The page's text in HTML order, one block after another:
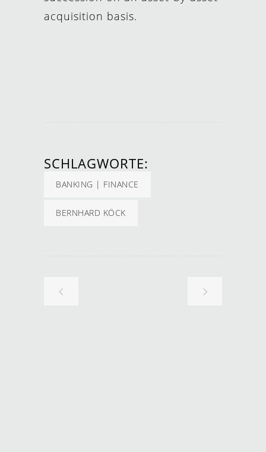
acquisition basis.
SCHLAGWORTE:
BANKING | FINANCE
BERNHARD KÖCK